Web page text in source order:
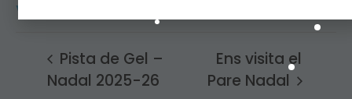
Visualitza el lloc web de Recinte
Pista de Gel –
Nadal 2025-26
Ens visita el
Pare Nadal